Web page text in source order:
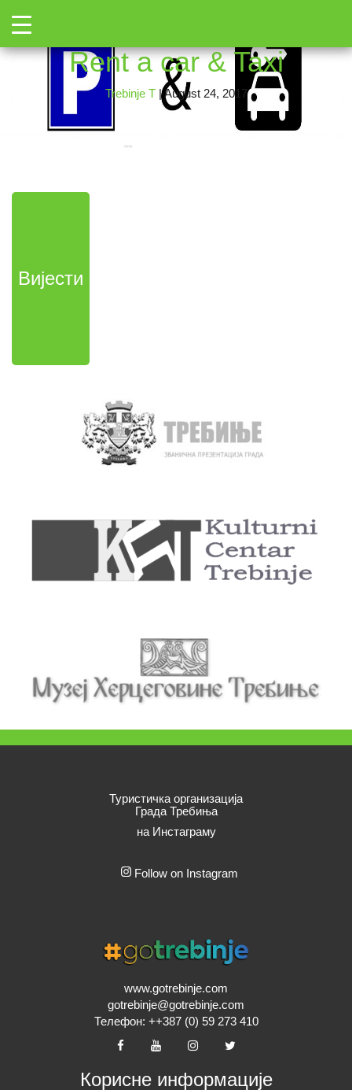
Toggle
parking-and-rent-a-car
Rent a car & Taxi
Trebinje T |August 24, 2017
Вијести
Туристичка организација
Града Требиња
на Инстаграму
Follow on Instagram
www.gotrebinje.com
gotrebinje@gotrebinje.com
Телефон: ++387 (0) 59 273 410
Корисне информације